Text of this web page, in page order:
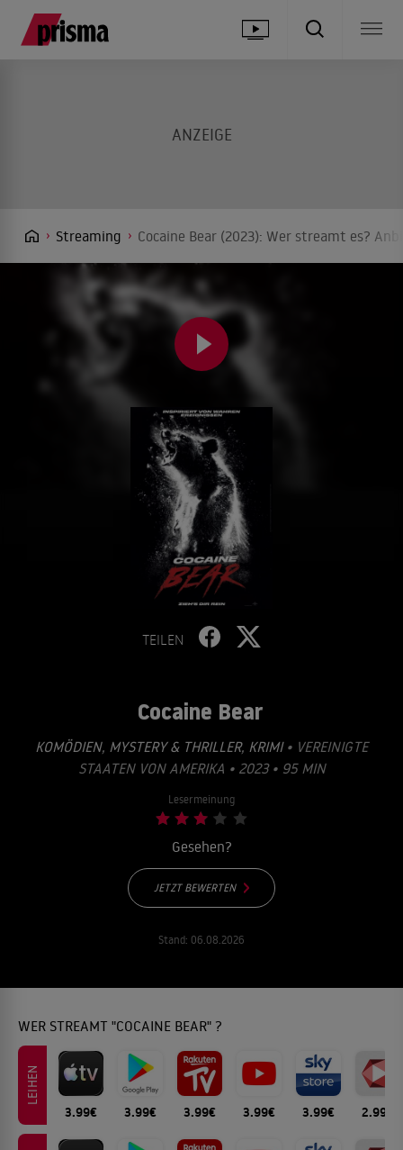
Streaming Cocaine Bear (2023): Wer streamt es?
TEILEN
Cocaine Bear
KOMÖDIEN, MYSTERY & THRILLER, KRIMI• VEREINIGTE
STAATEN VON AMERIKA • 2023 • 95 MIN
Lesermeinung
Gesehen?
JETZT BEWERTEN
Stand: 06.08.2026
WER STREAMT "COCAINE BEAR" ?
LEIHEN
3.99€ 3.99€ 3.99€ 3.99€ 3.99€ 2.99€